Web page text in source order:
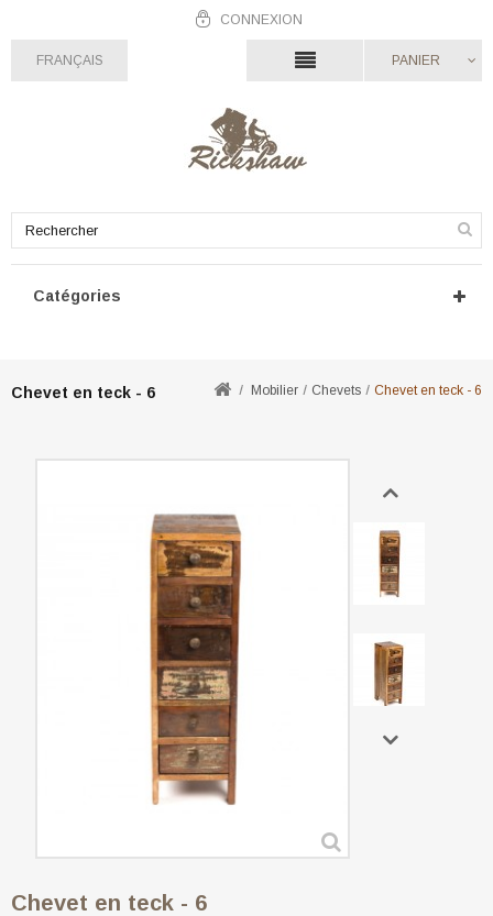
CONNEXION
FRANÇAIS PANIER
Catégories
Chevet en teck - 6 Mobilier Chevets Chevet en teck - 6
Chevet en teck - 6